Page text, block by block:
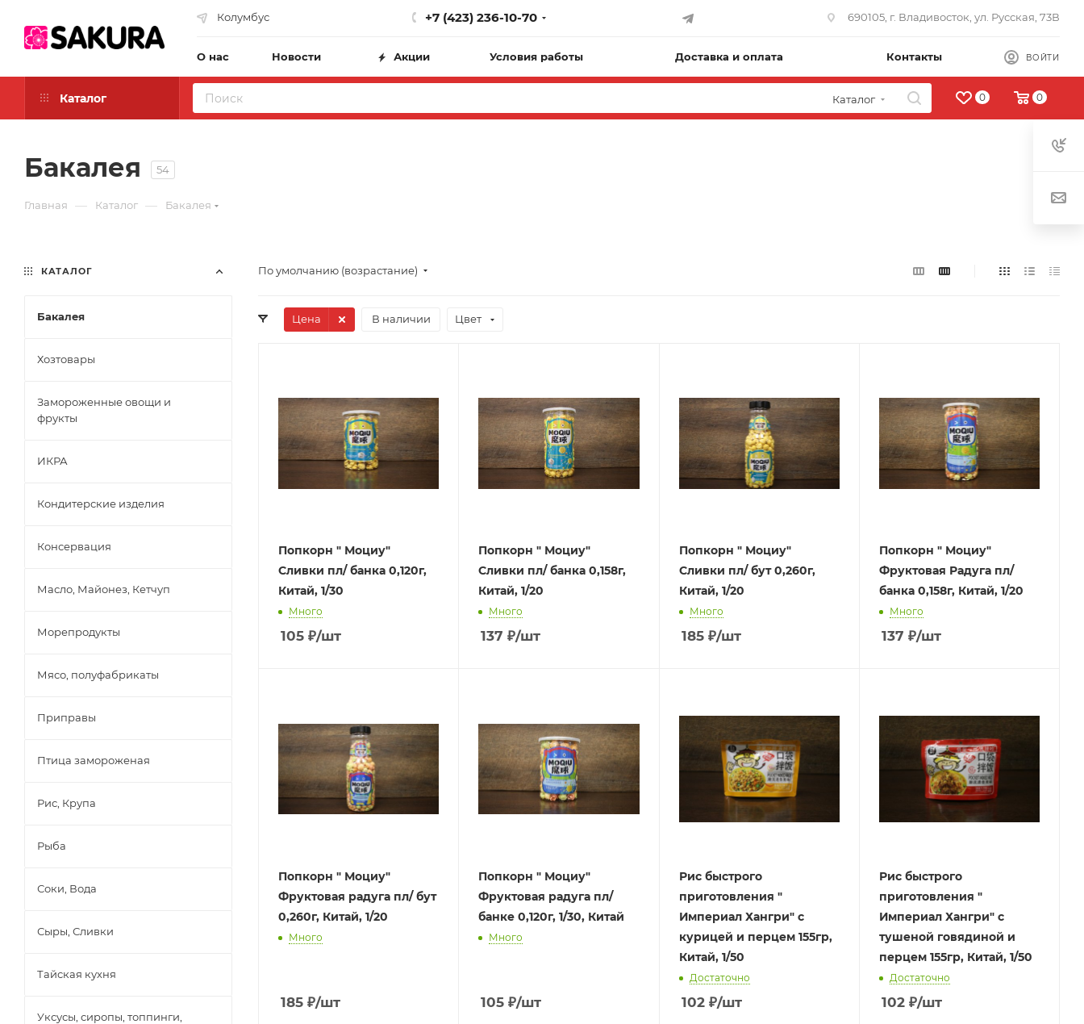
Колумбус +7 (423) 236-10-70 690105, г. Владивосток, ул. Русская, 73В
О нас Новости Акции Условия работы Доставка и оплата Контакты ВОЙТИ
Каталог Каталог 0 0
Бакалея 54
Главная — Каталог — Бакалея
По умолчанию (возрастание)
Цена В наличии Цвет
Попкорн " Моциу"
Сливки пл/ банка 0,120г,
Китай, 1/30
Много
105 ₽/шт
Попкорн " Моциу"
Сливки пл/ банка 0,158г,
Китай, 1/20
Много
137 ₽/шт
Попкорн " Моциу"
Сливки пл/ бут 0,260г,
Китай, 1/20
Много
185₽/шт
Попкорн " Моциу"
Фруктовая Радуга пл/
банка 0,158г, Китай, 1/20
Много
137 ₽/шт
Попкорн " Моциу"
Фруктовая радуга пл/ бут
0,260г, Китай, 1/20
Много
185 ₽/шт
Попкорн " Моциу"
Фруктовая радуга пл/
банке 0,120г, 1/30, Китай
Много
105 ₽/шт
Рис быстрого
приготовления "
Империал Хангри" с
курицей и перцем 155гр,
Китай, 1/50
Достаточно
102₽/шт
Рис быстрого
приготовления "
Империал Хангри" с
тушеной говядиной и
перцем 155гр, Китай, 1/50
Достаточно
102₽/шт
КАТАЛОГ
Бакалея
Хозтовары
Замороженные овощи и
фрукты
ИКРА
Кондитерские изделия
Консервация
Масло, Майонез, Кетчуп
Морепродукты
Мясо, полуфабрикаты
Приправы
Птица замороженая
Рис, Крупа
Рыба
Соки, Вода
Сыры, Сливки
Тайская кухня
Уксусы, сиропы, топпинги,